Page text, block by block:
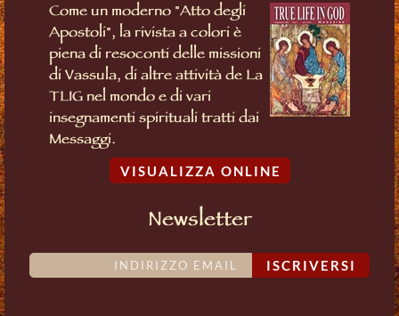
Come un moderno "Atto degli
Apostoli", la rivista a colori è
piena di resoconti delle missioni
di Vassula, di altre attività de La
TLIG nel mondo e di vari
insegnamenti spirituali tratti dai
Messaggi.
VISUALIZZA ONLINE
Newsletter
ISCRIVERSI